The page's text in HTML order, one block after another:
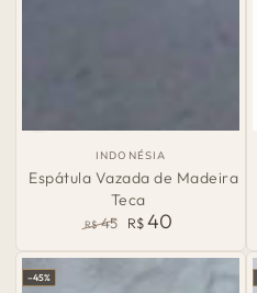
País
de
Origem:
INDONÉSIA
Espátula Vazada de Madeira
Teca
normal
R$ 45
de
R$ 40
–45%